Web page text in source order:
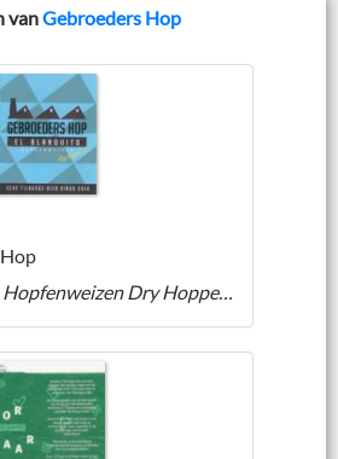
vanGebroeders Hop
El Blanquito Hopfenweizen Dry Hopped 2.0